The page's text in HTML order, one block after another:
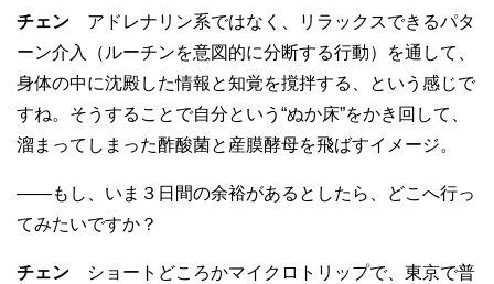
チェン アドレナリン系ではなく、リラックスできるパタ
ーン介入（ルーチンを意図的に分断する行動）を通して、
身体の中に沈殿した情報と知覚を撹拌する、という感じで
すね。そうすることで自分という“ぬか床”をかき回して、
溜まってしまった酢酸菌と産膜酵母を飛ばすイメージ。
——もし、いま３日間の余裕があるとしたら、どこへ行っ
てみたいですか？
チェン ショートどころかマイクロトリップで、東京で普